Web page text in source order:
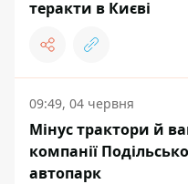
теракти в Києві
09:49, 04 червня
Мінус трактори й
компанії
автопарк